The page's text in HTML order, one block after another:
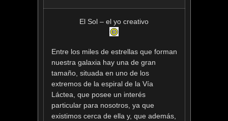
El Sol – el yo creativo
Entre los miles de estrellas que forman
nuestra galaxia hay una de gran
tamaño, situada en uno de los
extremos de la espiral de la Vía
Láctea, que posee un interés
particular para nosotros, ya que
existimos cerca de ella y, que además,